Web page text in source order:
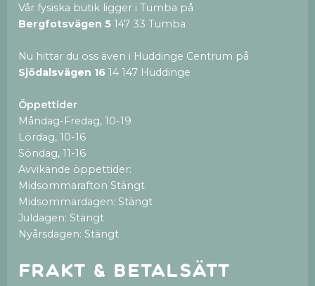
Vår fysiska butik ligger i Tumba på
Bergfotsvägen 5 147 33 Tumba
Nu hittar du oss även i Huddinge Centrum på
Sjödalsvägen 16 14 147 Huddinge
Öppettider
Måndag-Fredag, 10-19
Lördag, 10-16
Söndag, 11-16
Avvikande öppettider:
Midsommarafton Stängt
Midsommardagen: Stängt
Juldagen: Stängt
Nyårsdagen: Stängt
Frakt & betalsätt